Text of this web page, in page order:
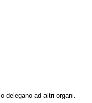
delegano ad altri organi.